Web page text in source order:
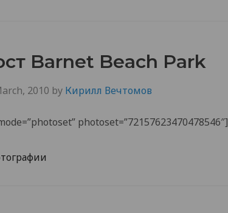
Barnet Beach Park
2010 by Кирилл Вечтомов
photoset=”72157623470478546″]